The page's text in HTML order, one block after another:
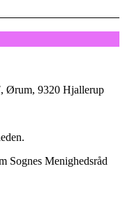
Ørum, 9320 Hjallerup
Sognes Menighedsråd